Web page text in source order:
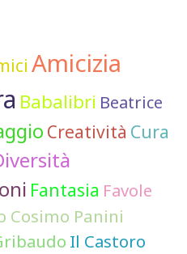
Amicizia
Babalibri Beatrice
Creatività Cura
Fantasia Favole
Cosimo Panini
Il Castoro